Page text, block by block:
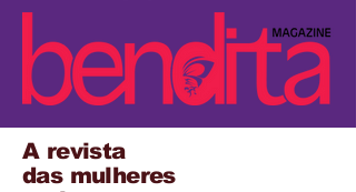
A revista
das mulheres